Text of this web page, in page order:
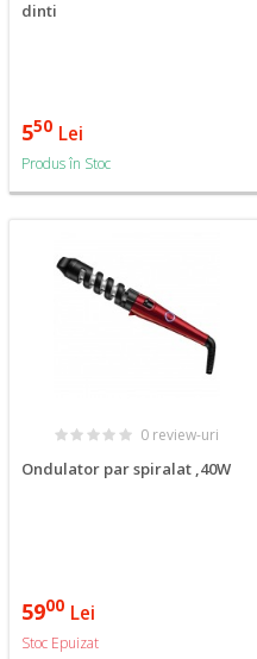
dinti
550 Lei
Produs în Stoc
0 review-uri
Ondulator par spiralat ,40W
5900 Lei
Stoc Epuizat